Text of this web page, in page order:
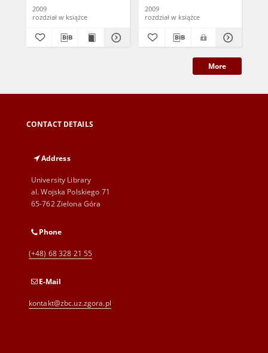
2009
rozdział w książce
2009
rozdział w książce
More
CONTACT DETAILS
Address
University Library
al. Wojska Polskiego 71
65-762 Zielona Góra
Phone
(+48) 68 328 21 55
E-Mail
kontakt@zbc.uz.zgora.pl